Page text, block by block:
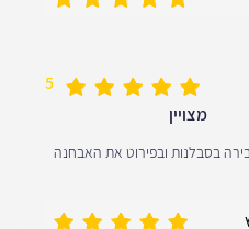
5
מצויין
בסבלנות ובפירוט את האבחנה